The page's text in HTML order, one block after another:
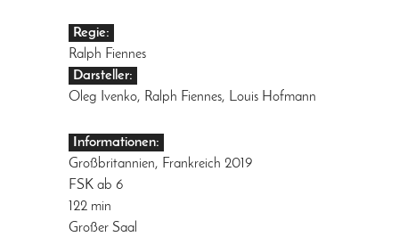
Regie:
Ralph Fiennes
Darsteller:
Oleg Ivenko, Ralph Fiennes, Louis Hofmann
Informationen:
Großbritannien, Frankreich 2019
FSK ab 6
122 min
Großer Saal